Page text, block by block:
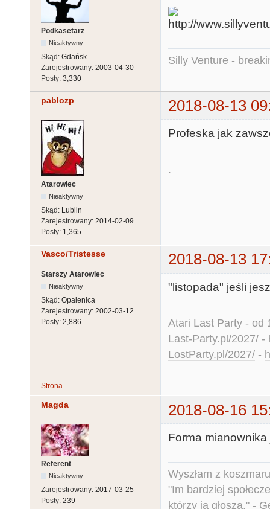
Podkasetarz
Nieaktywny
Skąd: Gdańsk
Zarejestrowany: 2003-04-30
Posty: 3,330
Silly Venture -
pablozp 2018-08-13
Atarowiec
Nieaktywny
Skąd: Lublin
Zarejestrowany: 2014-02-09
Posty: 1,365
Profeska jak
.
Vasco/Tristesse 2018-08-13
Starszy Atarowiec
Nieaktywny
Skąd: Opalenica
Zarejestrowany: 2002-03-12
Posty: 2,886
"listopada" jeśli
Atari Last Party - od
Last-Party.pl/2027/ -
LostParty.pl/2027/ -
Strona
Magda 2018-08-16
Referent
Nieaktywny
Zarejestrowany: 2017-03-25
Posty: 239
Forma
Wyszłam z
"Im bardziej
którzy ją głoszą." -